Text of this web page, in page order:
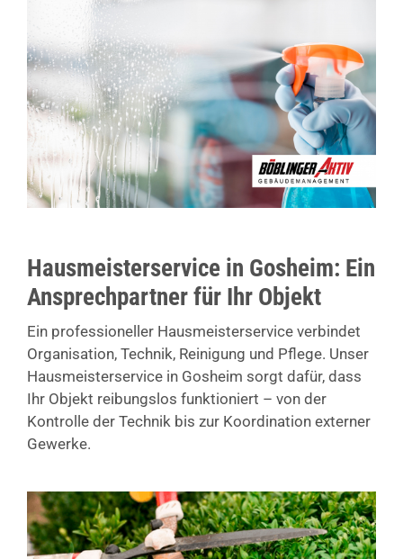
Hausmeisterservice in Gosheim: Ein
Ansprechpartner für Ihr Objekt
Ein professioneller Hausmeisterservice verbindet
Organisation, Technik, Reinigung und Pflege. Unser
Hausmeisterservice in Gosheim sorgt dafür, dass
Ihr Objekt reibungslos funktioniert – von der
Kontrolle der Technik bis zur Koordination externer
Gewerke.